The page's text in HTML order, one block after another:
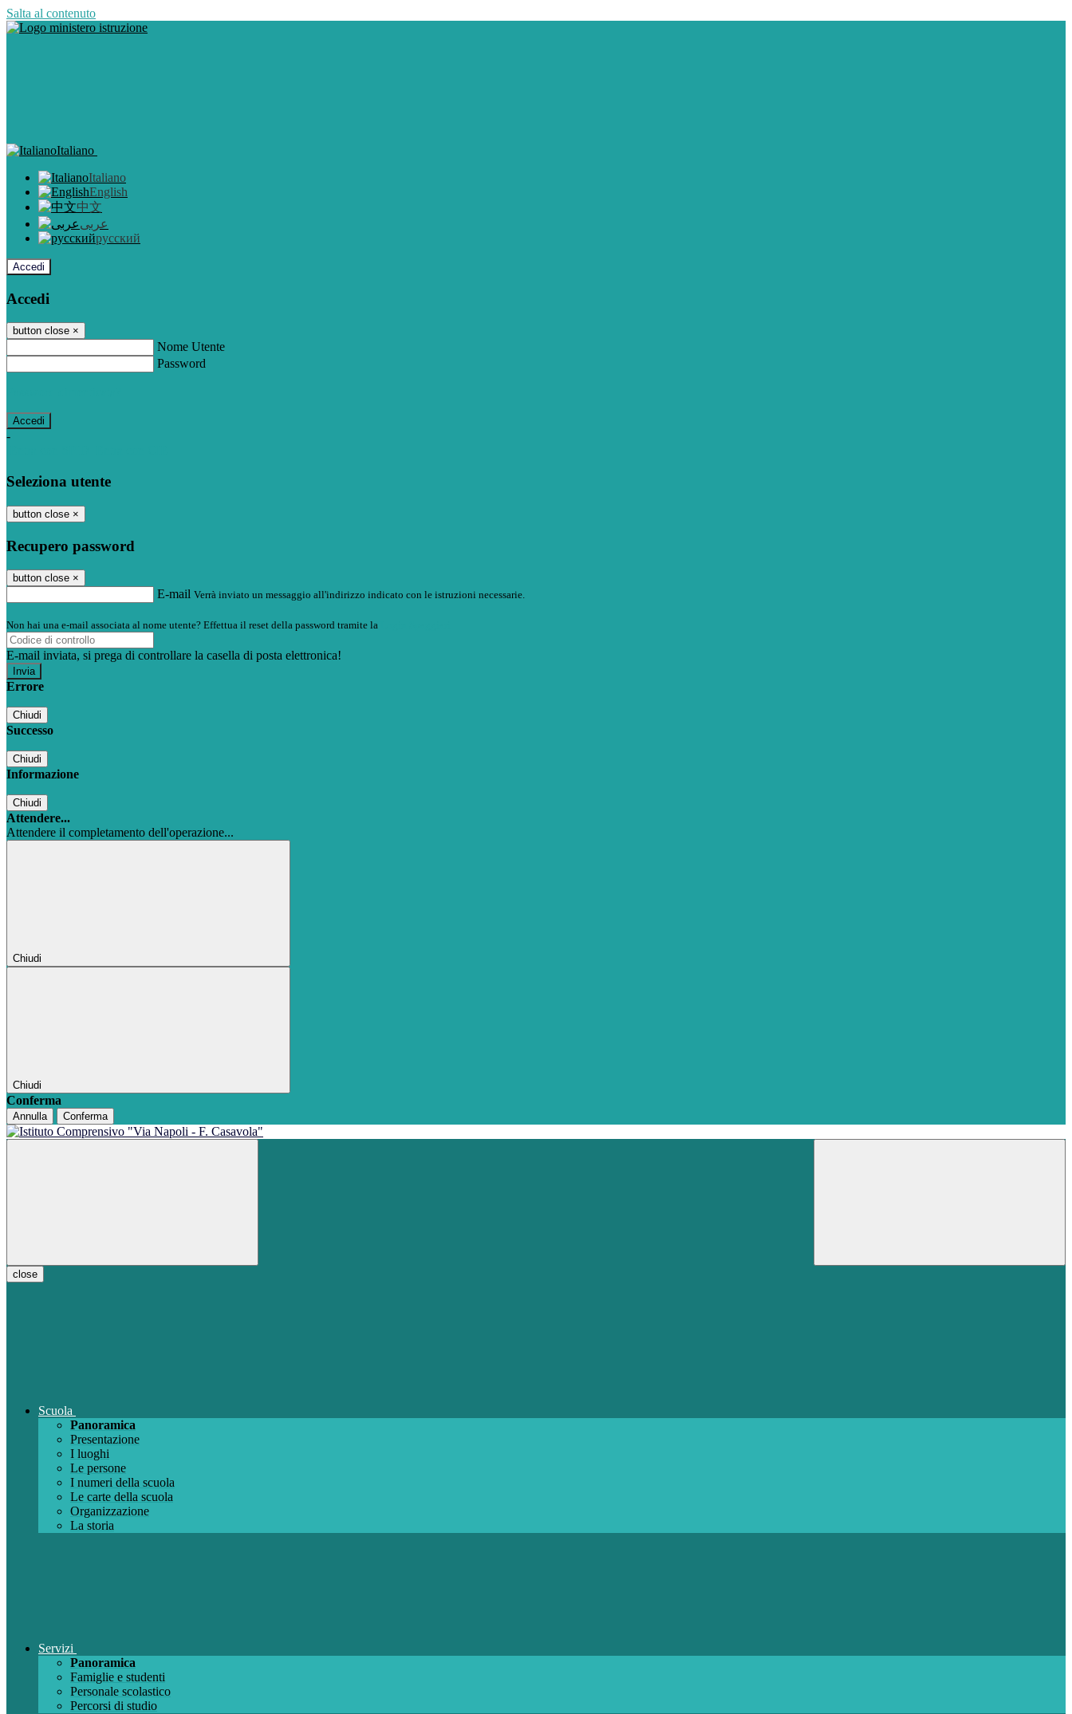
Salta al contenuto
Italiano
Italiano
English
中文
عربى
русский
Accedi
Accedi
button close ×
Nome Utente
Password
-
Seleziona utente
button close ×
Recupero password
button close ×
E-mail Verrà inviato un messaggio all'indirizzo indicato con le istruzioni necessarie.
Non hai una e-mail associata al nome utente? Effettua il reset della password tramite la
E-mail inviata, si prega di controllare la casella di posta elettronica!
Errore
Chiudi
Successo
Chiudi
Informazione
Chiudi
Attendere...
Attendere il completamento dell'operazione...
Chiudi
Chiudi
Conferma
Annulla Conferma
close
Scuola
Panoramica
Presentazione
I luoghi
Le persone
I numeri della scuola
Le carte della scuola
Organizzazione
La storia
Servizi
Panoramica
Famiglie e studenti
Personale scolastico
Percorsi di studio